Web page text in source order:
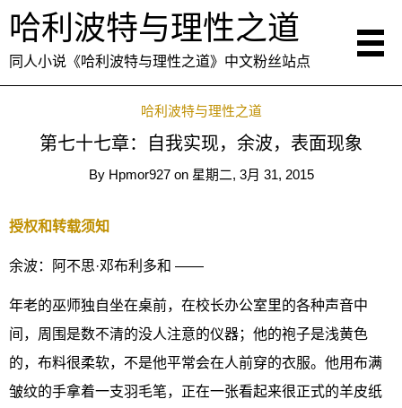
哈利波特与理性之道
同人小说《哈利波特与理性之道》中文粉丝站点
哈利波特与理性之道
第七十七章：自我实现，余波，表面现象
By Hpmor927 on 星期二, 3月 31, 2015
授权和转载须知
余波：阿不思·邓布利多和 ——
年老的巫师独自坐在桌前，在校长办公室里的各种声音中
间，周围是数不清的没人注意的仪器；他的袍子是浅黄色
的，布料很柔软，不是他平常会在人前穿的衣服。他用布满
皱纹的手拿着一支羽毛笔，正在一张看起来很正式的羊皮纸